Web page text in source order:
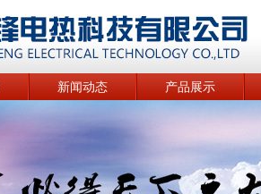
新闻动态 产品展示